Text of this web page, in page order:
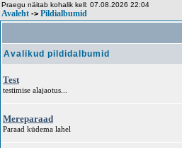
Praegu näitab kohalik kell: 07.08.2026 22:04
Avaleht -> Pildialbumid
Avalikud pildidalbumid
Test
testimise alajaotus...
Mereparaad
Paraad küdema lahel